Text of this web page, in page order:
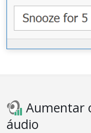
Aumentar
áudio